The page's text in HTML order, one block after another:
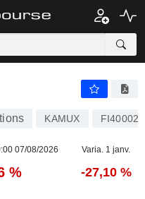
KAMUX
07/08/2026 Varia. 1 janv.
% -27,10 %